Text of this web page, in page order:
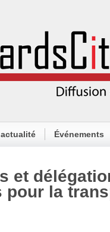
Événements
et
pour la